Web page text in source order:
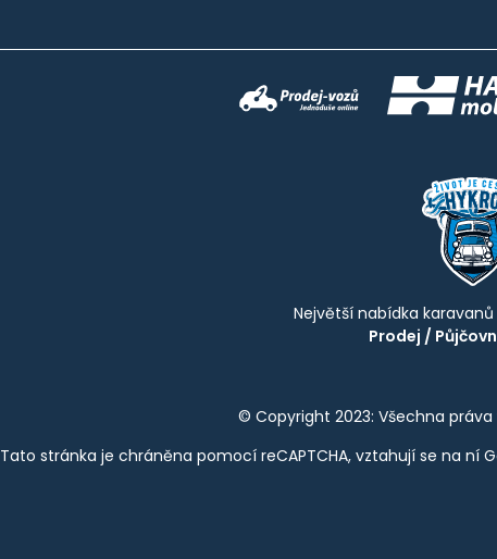
Největší nabídka
Prodej /
© Copyright 2023: Všechna práva
Tato stránka je chráněna pomocí reCAPTCHA, vztahují se na ní